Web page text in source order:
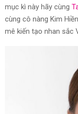
mục kì này hãy cùng
cùng cô nàng Kim
mê kiến tạo nhan sắc